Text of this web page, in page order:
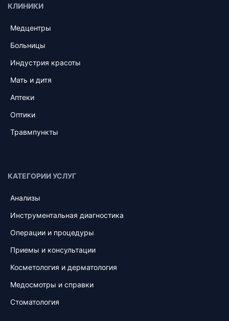
КЛИНИКИ
Медцентры
Больницы
Индустрия красоты
Мать и дитя
Аптеки
Оптики
Травмпункты
КАТЕГОРИИ УСЛУГ
Анализы
Инструментальная диагностика
Операции и процедуры
Приемы и консультации
Косметология и дерматология
Медосмотры и справки
Стоматология